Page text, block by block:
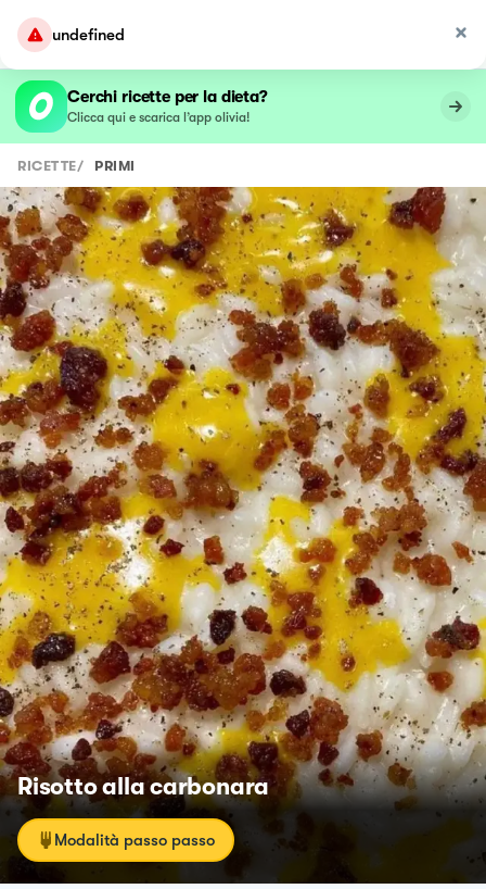
undefined
Cerchi ricette per la dieta?
Clicca qui e scarica l’app olivia!
RICETTE/ PRIMI
Risotto alla carbonara
Modalità passo passo